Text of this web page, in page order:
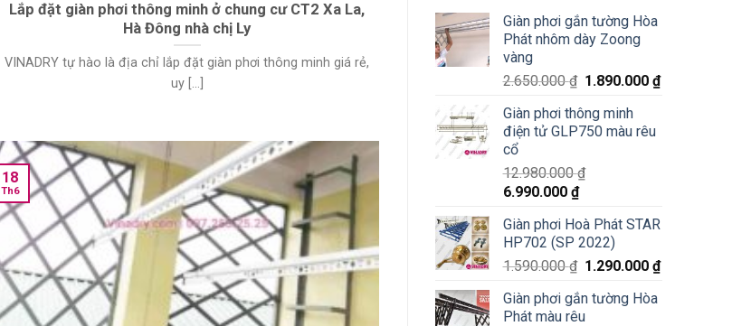
Lắp đặt giàn phơi thông minh ở chung cư CT2 Xa La,
Hà Đông nhà chị Ly
VINADRY tự hào là địa chỉ lắp đặt giàn phơi thông minh giá rẻ,
uy [...]
18
Th6
Giàn phơi gắn tường Hòa
Phát nhôm dày Zoong
vàng
2.650.000₫ 1.890.000₫
Giàn phơi thông minh
điện tử GLP750 màu rêu
cổ
12.980.000₫
6.990.000 ₫
Giàn phơi Hoà Phát STAR
HP702 (SP 2022)
1.590.000₫ 1.290.000₫
Giàn phơi gắn tường Hòa
Phát màu rêu